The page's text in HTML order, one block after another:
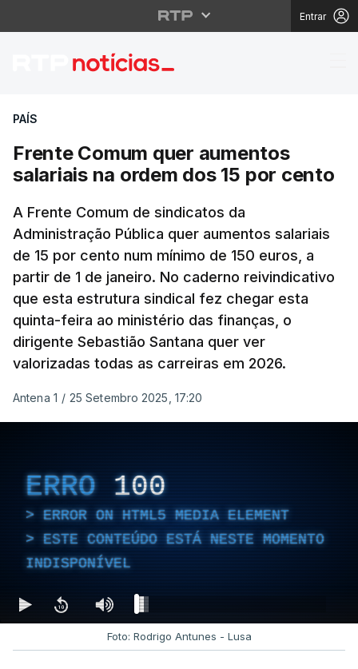
Entrar
Frente Comum quer
PAÍS
Frente Comum quer aumentos
salariais na ordem dos 15 por cento
A Frente Comum de sindicatos da
Administração Pública quer aumentos salariais
de 15 por cento num mínimo de 150 euros, a
partir de 1 de janeiro. No caderno reivindicativo
que esta estrutura sindical fez chegar esta
quinta-feira ao ministério das finanças, o
dirigente Sebastião Santana quer ver
valorizadas todas as carreiras em 2026.
Antena 1 / 25 Setembro 2025, 17:20
ERRO 100
ERROR ON HTML5 MEDIA ELEMENT
ESTE CONTEÚDO ESTÁ NESTE MOMENTO
INDISPONÍVEL
Foto: Rodrigo Antunes - Lusa